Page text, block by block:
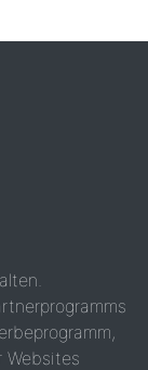
Websites